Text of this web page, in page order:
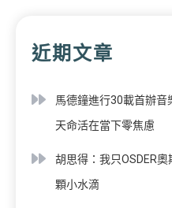
近期文章
馬德鐘進行30載首辦音
天命活在當下零焦慮
胡思得：我只OSDER
顆小水滴